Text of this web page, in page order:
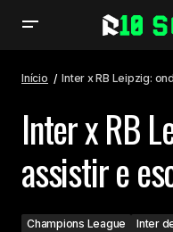
Início Inter x RB Leipzig:
Inter x RB
assistir e
Champions League Inter